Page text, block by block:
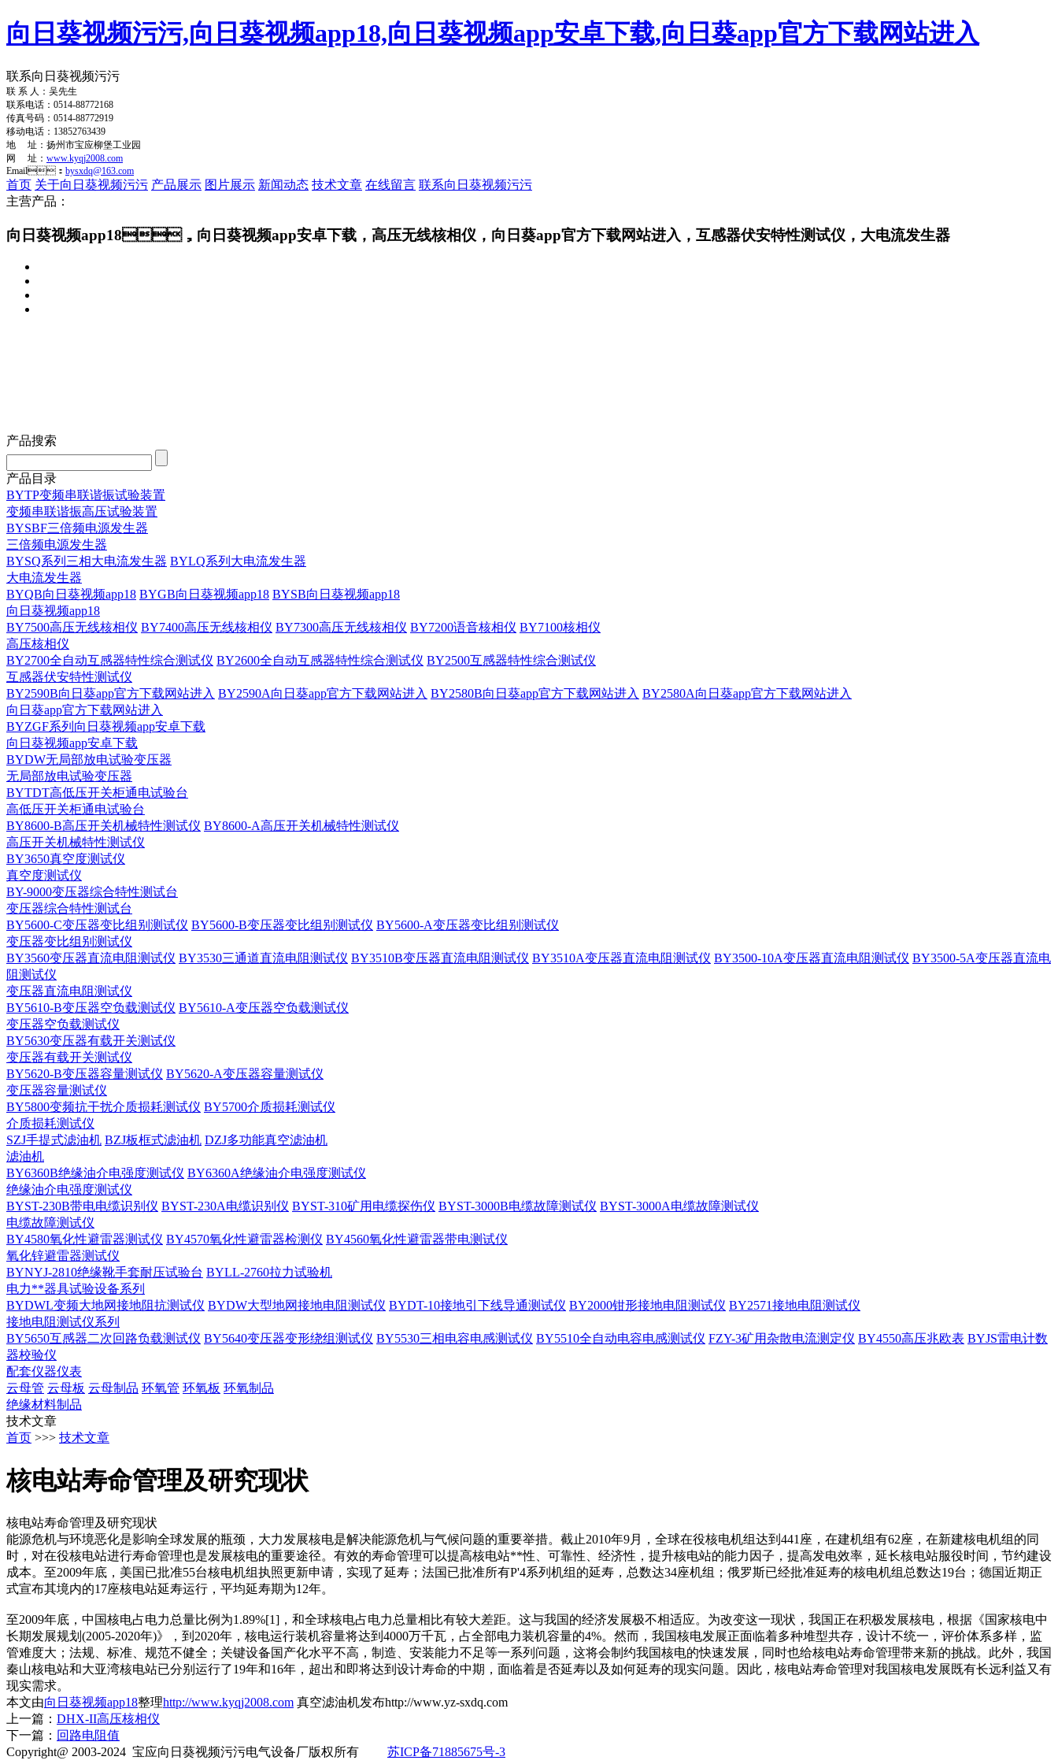
向日葵视频污污,向日葵视频app18,向日葵视频app安卓下载,向日葵app官方下载网站进入
联系向日葵视频污污
联 系 人：吴先生
联系电话：0514-88772168
传真号码：0514-88772919
移动电话：13852763439
地 址：扬州市宝应柳堡工业园
网 址： www.kyqj2008.com
Email： bysxdq@163.com
首页 关于向日葵视频污污 产品展示 图片展示 新闻动态 技术文章 在线留言 联系向日葵视频污污
主营产品：
向日葵视频app18，向日葵视频app安卓下载，高压无线核相仪，向日葵app官方下载网站进入，互感器伏安特性测试仪，大电流发生器
产品搜索
产品目录
BYTP变频串联谐振试验装置
变频串联谐振高压试验装置
BYSBF三倍频电源发生器
三倍频电源发生器
BYSQ系列三相大电流发生器 BYLQ系列大电流发生器
大电流发生器
BYQB向日葵视频app18 BYGB向日葵视频app18 BYSB向日葵视频app18
向日葵视频app18
BY7500高压无线核相仪 BY7400高压无线核相仪 BY7300高压无线核相仪 BY7200语音核相仪 BY7100核相仪
高压核相仪
BY2700全自动互感器特性综合测试仪 BY2600全自动互感器特性综合测试仪 BY2500互感器特性综合测试仪
互感器伏安特性测试仪
BY2590B向日葵app官方下载网站进入 BY2590A向日葵app官方下载网站进入 BY2580B向日葵app官方下载网站进入 BY2580A向日葵app官方下载网站进入
向日葵app官方下载网站进入
BYZGF系列向日葵视频app安卓下载
向日葵视频app安卓下载
BYDW无局部放电试验变压器
无局部放电试验变压器
BYTDT高低压开关柜通电试验台
高低压开关柜通电试验台
BY8600-B高压开关机械特性测试仪 BY8600-A高压开关机械特性测试仪
高压开关机械特性测试仪
BY3650真空度测试仪
真空度测试仪
BY-9000变压器综合特性测试台
变压器综合特性测试台
BY5600-C变压器变比组别测试仪 BY5600-B变压器变比组别测试仪 BY5600-A变压器变比组别测试仪
变压器变比组别测试仪
BY3560变压器直流电阻测试仪 BY3530三通道直流电阻测试仪 BY3510B变压器直流电阻测试仪 BY3510A变压器直流电阻测试仪 BY3500-10A变压器直流电阻测试仪 BY3500-5A变压器直流电
阻测试仪
变压器直流电阻测试仪
BY5610-B变压器空负载测试仪 BY5610-A变压器空负载测试仪
变压器空负载测试仪
BY5630变压器有载开关测试仪
变压器有载开关测试仪
BY5620-B变压器容量测试仪 BY5620-A变压器容量测试仪
变压器容量测试仪
BY5800变频抗干扰介质损耗测试仪 BY5700介质损耗测试仪
介质损耗测试仪
SZJ手提式滤油机 BZJ板框式滤油机 DZJ多功能真空滤油机
滤油机
BY6360B绝缘油介电强度测试仪 BY6360A绝缘油介电强度测试仪
绝缘油介电强度测试仪
BYST-230B带电电缆识别仪 BYST-230A电缆识别仪 BYST-310矿用电缆探伤仪 BYST-3000B电缆故障测试仪 BYST-3000A电缆故障测试仪
电缆故障测试仪
BY4580氧化性避雷器测试仪 BY4570氧化性避雷器检测仪 BY4560氧化性避雷器带电测试仪
氧化锌避雷器测试仪
BYNYJ-2810绝缘靴手套耐压试验台 BYLL-2760拉力试验机
电力**器具试验设备系列
BYDWL变频大地网接地阻抗测试仪 BYDW大型地网接地电阻测试仪 BYDT-10接地引下线导通测试仪 BY2000钳形接地电阻测试仪 BY2571接地电阻测试仪
接地电阻测试仪系列
BY5650互感器二次回路负载测试仪 BY5640变压器变形绕组测试仪 BY5530三相电容电感测试仪 BY5510全自动电容电感测试仪 FZY-3矿用杂散电流测定仪 BY4550高压兆欧表 BYJS雷电计数
器校验仪
配套仪器仪表
云母管 云母板 云母制品 环氧管 环氧板 环氧制品
绝缘材料制品
技术文章
首页 >>> 技术文章
核电站寿命管理及研究现状
核电站寿命管理及研究现状
能源危机与环境恶化是影响全球发展的瓶颈，大力发展核电是解决能源危机与气候问题的重要举措。截止2010年9月，全球在役核电机组达到441座，在建机组有62座，在新建核电机组的同
时，对在役核电站进行寿命管理也是发展核电的重要途径。有效的寿命管理可以提高核电站**性、可靠性、经济性，提升核电站的能力因子，提高发电效率，延长核电站服役时间，节约建设
成本。至2009年底，美国已批准55台核电机组执照更新申请，实现了延寿；法国已批准所有P'4系列机组的延寿，总数达34座机组；俄罗斯已经批准延寿的核电机组总数达19台；德国近期正
式宣布其境内的17座核电站延寿运行，平均延寿期为12年。
至2009年底，中国核电占电力总量比例为1.89%[1]，和全球核电占电力总量相比有较大差距。这与我国的经济发展极不相适应。为改变这一现状，我国正在积极发展核电，根据《国家核电中
长期发展规划(2005-2020年)》，到2020年，核电运行装机容量将达到4000万千瓦，占全部电力装机容量的4%。然而，我国核电发展正面临着多种堆型共存，设计不统一，评价体系多样，监
管难度大；法规、标准、规范不健全；关键设备国产化水平不高，制造、安装能力不足等一系列问题，这将会制约我国核电的快速发展，同时也给核电站寿命管理带来新的挑战。此外，我国
秦山核电站和大亚湾核电站已分别运行了19年和16年，超出和即将达到设计寿命的中期，面临着是否延寿以及如何延寿的现实问题。因此，核电站寿命管理对我国核电发展既有长远利益又有
现实需求。
本文由向日葵视频app18整理http://www.kyqj2008.com 真空滤油机发布http://www.yz-sxdq.com
上一篇： DHX-II高压核相仪
下一篇： 回路电阻值
Copyright@ 2003-2024 宝应向日葵视频污污电气设备厂版权所有 苏ICP备71885675号-3